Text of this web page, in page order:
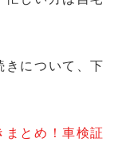
きについて、下
まとめ！車検証